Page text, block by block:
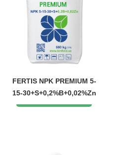
FERTIS NPK PREMIUM 5-
15-30+S+0,2%B+0,02%Zn